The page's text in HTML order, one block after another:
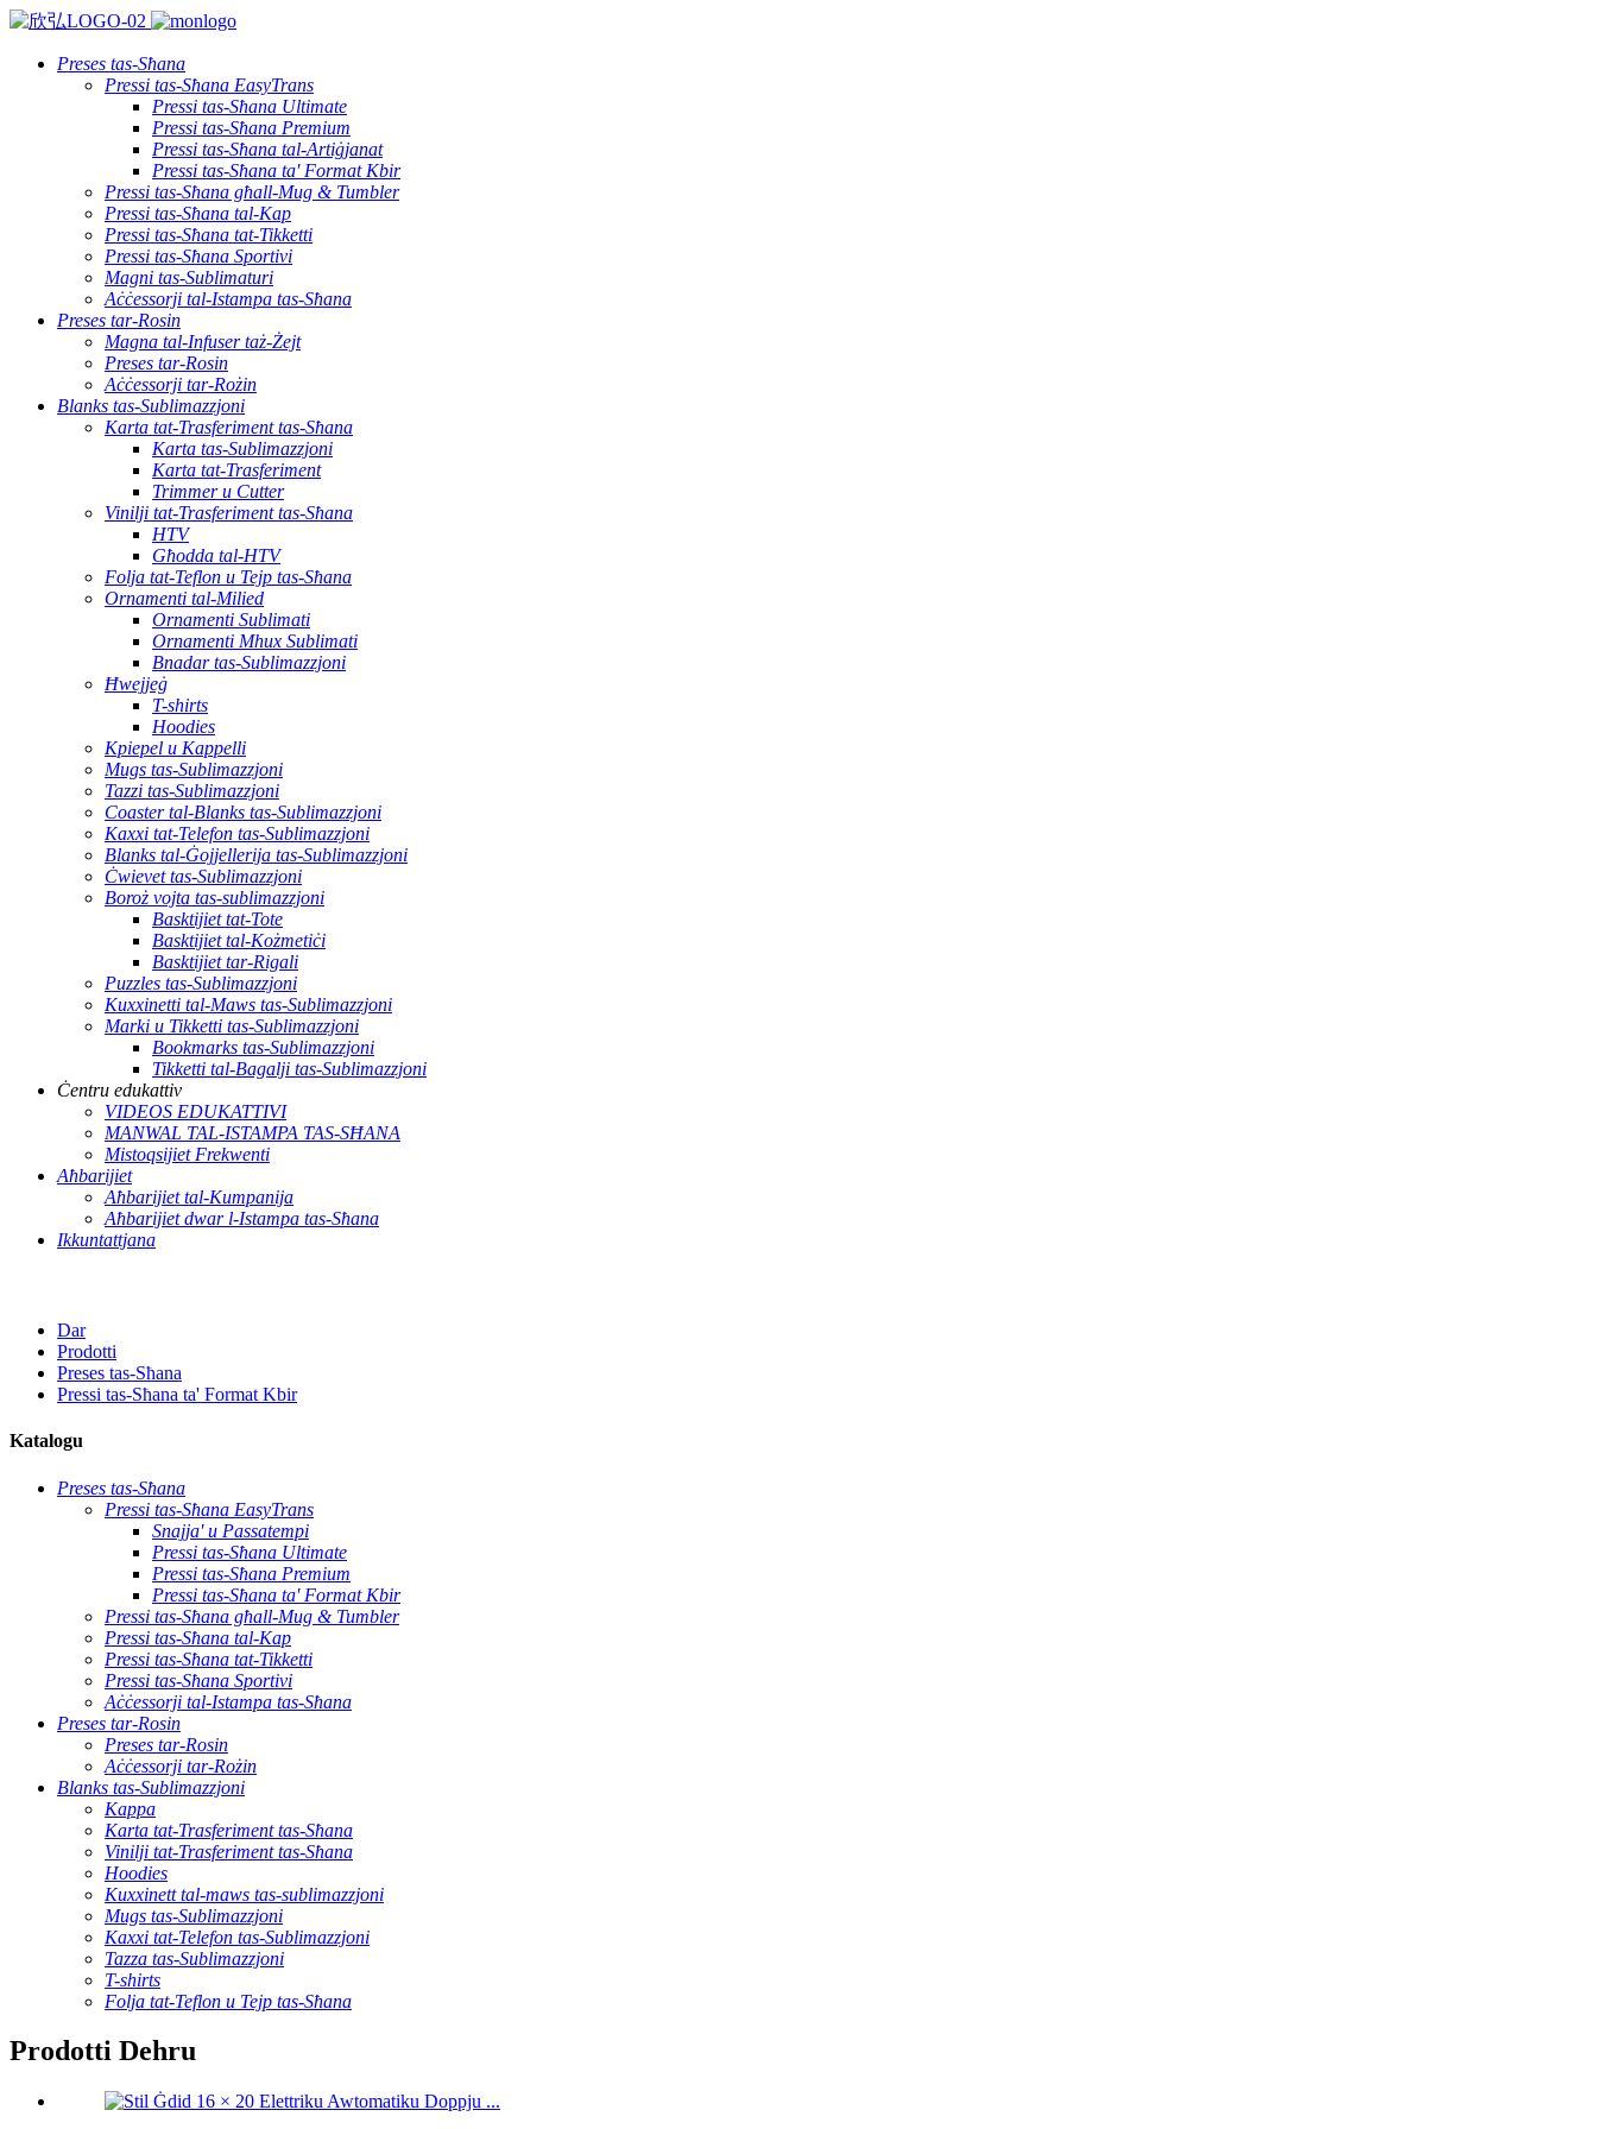
Preses tas-Sħana
Pressi tas-Sħana EasyTrans
Pressi tas-Sħana Ultimate
Pressi tas-Sħana Premium
Pressi tas-Sħana tal-Artiġjanat
Pressi tas-Sħana ta' Format Kbir
Pressi tas-Sħana għall-Mug & Tumbler
Pressi tas-Sħana tal-Kap
Pressi tas-Sħana tat-Tikketti
Pressi tas-Sħana Sportivi
Magni tas-Sublimaturi
Aċċessorji tal-Istampa tas-Sħana
Preses tar-Rosin
Magna tal-Infuser taż-Żejt
Preses tar-Rosin
Aċċessorji tar-Rożin
Blanks tas-Sublimazzjoni
Karta tat-Trasferiment tas-Sħana
Karta tas-Sublimazzjoni
Karta tat-Trasferiment
Trimmer u Cutter
Vinilji tat-Trasferiment tas-Sħana
HTV
Għodda tal-HTV
Folja tat-Teflon u Tejp tas-Sħana
Ornamenti tal-Milied
Ornamenti Sublimati
Ornamenti Mhux Sublimati
Bnadar tas-Sublimazzjoni
Ħwejjeġ
T-shirts
Hoodies
Kpiepel u Kappelli
Mugs tas-Sublimazzjoni
Tazzi tas-Sublimazzjoni
Coaster tal-Blanks tas-Sublimazzjoni
Kaxxi tat-Telefon tas-Sublimazzjoni
Blanks tal-Ġojjellerija tas-Sublimazzjoni
Ċwievet tas-Sublimazzjoni
Boroż vojta tas-sublimazzjoni
Basktijiet tat-Tote
Basktijiet tal-Kożmetiċi
Basktijiet tar-Rigali
Puzzles tas-Sublimazzjoni
Kuxxinetti tal-Maws tas-Sublimazzjoni
Marki u Tikketti tas-Sublimazzjoni
Bookmarks tas-Sublimazzjoni
Tikketti tal-Bagalji tas-Sublimazzjoni
Ċentru edukattiv
VIDEOS EDUKATTIVI
MANWAL TAL-ISTAMPA TAS-SĦANA
Mistoqsijiet Frekwenti
Aħbarijiet
Aħbarijiet tal-Kumpanija
Aħbarijiet dwar l-Istampa tas-Sħana
Ikkuntattjana
Dar
Prodotti
Preses tas-Sħana
Pressi tas-Sħana ta' Format Kbir
Katalogu
Preses tas-Sħana
Pressi tas-Sħana EasyTrans
Snajja' u Passatempi
Pressi tas-Sħana Ultimate
Pressi tas-Sħana Premium
Pressi tas-Sħana ta' Format Kbir
Pressi tas-Sħana għall-Mug & Tumbler
Pressi tas-Sħana tal-Kap
Pressi tas-Sħana tat-Tikketti
Pressi tas-Sħana Sportivi
Aċċessorji tal-Istampa tas-Sħana
Preses tar-Rosin
Preses tar-Rosin
Aċċessorji tar-Rożin
Blanks tas-Sublimazzjoni
Kappa
Karta tat-Trasferiment tas-Sħana
Vinilji tat-Trasferiment tas-Sħana
Hoodies
Kuxxinett tal-maws tas-sublimazzjoni
Mugs tas-Sublimazzjoni
Kaxxi tat-Telefon tas-Sublimazzjoni
Tazza tas-Sublimazzjoni
T-shirts
Folja tat-Teflon u Tejp tas-Sħana
Prodotti Dehru